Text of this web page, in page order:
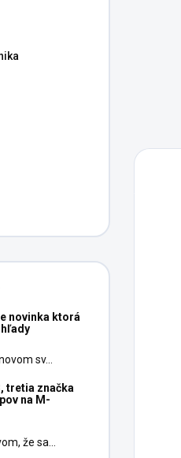
novinka ktorá
sv...
tretia značka
na M-
že sa...